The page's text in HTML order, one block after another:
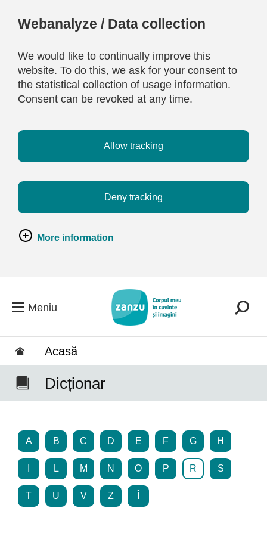
Webanalyze / Data collection
We would like to continually improve this
website. To do this, we ask for your consent to
the statistical collection of usage information.
Consent can be revoked at any time.
Allow tracking
Deny tracking
More information
Meniu
Acasă
Dicționar
A B C D E F G H
L M N O P R S
T U V Z